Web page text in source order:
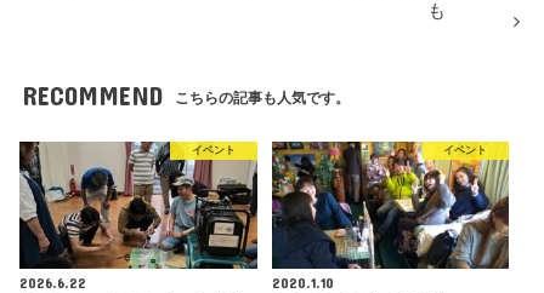
も
RECOMMEND こちらの記事も人気です。
イベント
2026.6.22
イベント
2020.1.10